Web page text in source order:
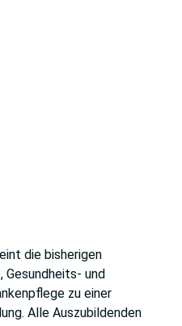
die bisherigen
Gesundheits- und
zu einer
Alle Auszubildenden